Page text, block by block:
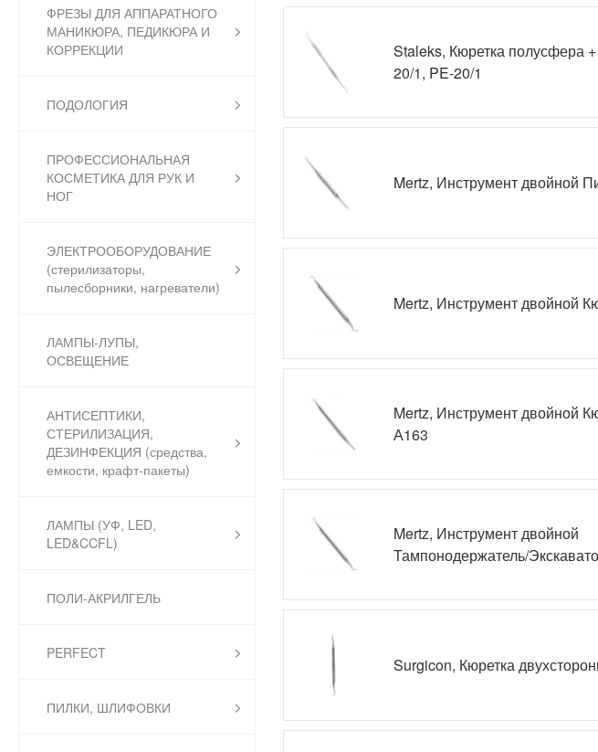
ФРЕЗЫ ДЛЯ АППАРАТНОГО
МАНИКЮРА, ПЕДИКЮРА И
КОРРЕКЦИИ
ПОДОЛОГИЯ
ПРОФЕССИОНАЛЬНАЯ
КОСМЕТИКА ДЛЯ РУК И
НОГ
ЭЛЕКТРООБОРУДОВАНИЕ
(стерилизаторы,
пылесборники, нагреватели)
ЛАМПЫ-ЛУПЫ,
ОСВЕЩЕНИЕ
АНТИСЕПТИКИ,
СТЕРИЛИЗАЦИЯ,
ДЕЗИНФЕКЦИЯ (средства,
емкости, крафт-пакеты)
ЛАМПЫ (УФ, LED,
LED&CCFL)
ПОЛИ-АКРИЛГЕЛЬ
PERFECT
ПИЛКИ, ШЛИФОВКИ
Staleks, Кюретка полусфера
20/1, PE-20/1
Mertz, Инструмент двойной
Mertz, Инструмент двойной
Mertz, Инструмент двойной
А163
Mertz, Инструмент двойной
Тампонодержатель/
Surgicon, Кюретка